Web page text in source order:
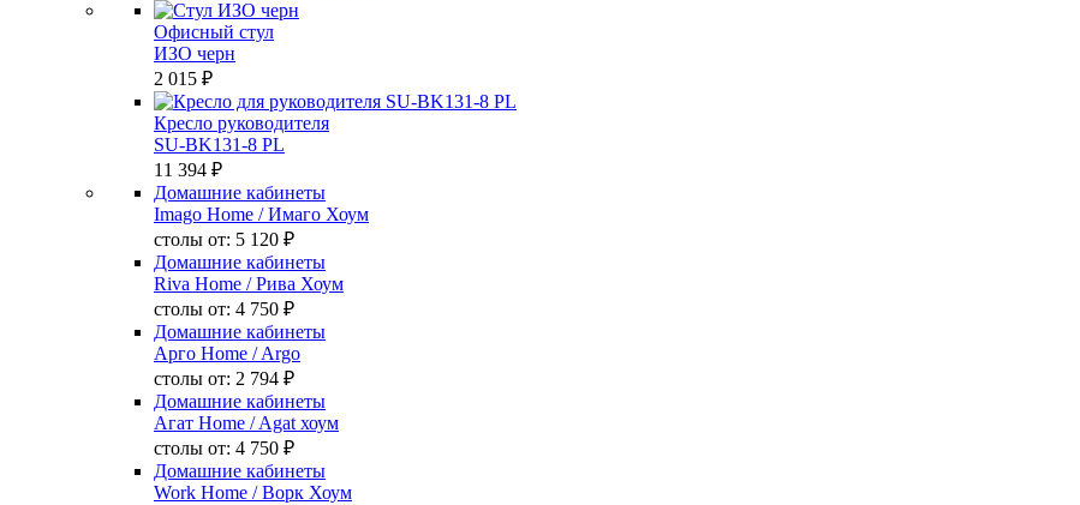
Офисный стул
ИЗО черн
2 015 ₽
Кресло руководителя
SU-BK131-8 PL
11 394 ₽
Домашние кабинеты
Imago Home / Имаго Хоум
столы от: 5 120 ₽
Домашние кабинеты
Riva Home / Рива Хоум
столы от: 4 750 ₽
Домашние кабинеты
Арго Home / Argo
столы от: 2 794 ₽
Домашние кабинеты
Агат Home / Agat хоум
столы от: 4 750 ₽
Домашние кабинеты
Work Home / Ворк Хоум